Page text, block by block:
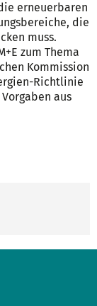
erneuerbaren
die
muss.
zum Thema
Kommission
Richtlinie
aus